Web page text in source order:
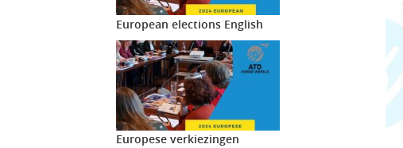
European elections English
Europese verkiezingen